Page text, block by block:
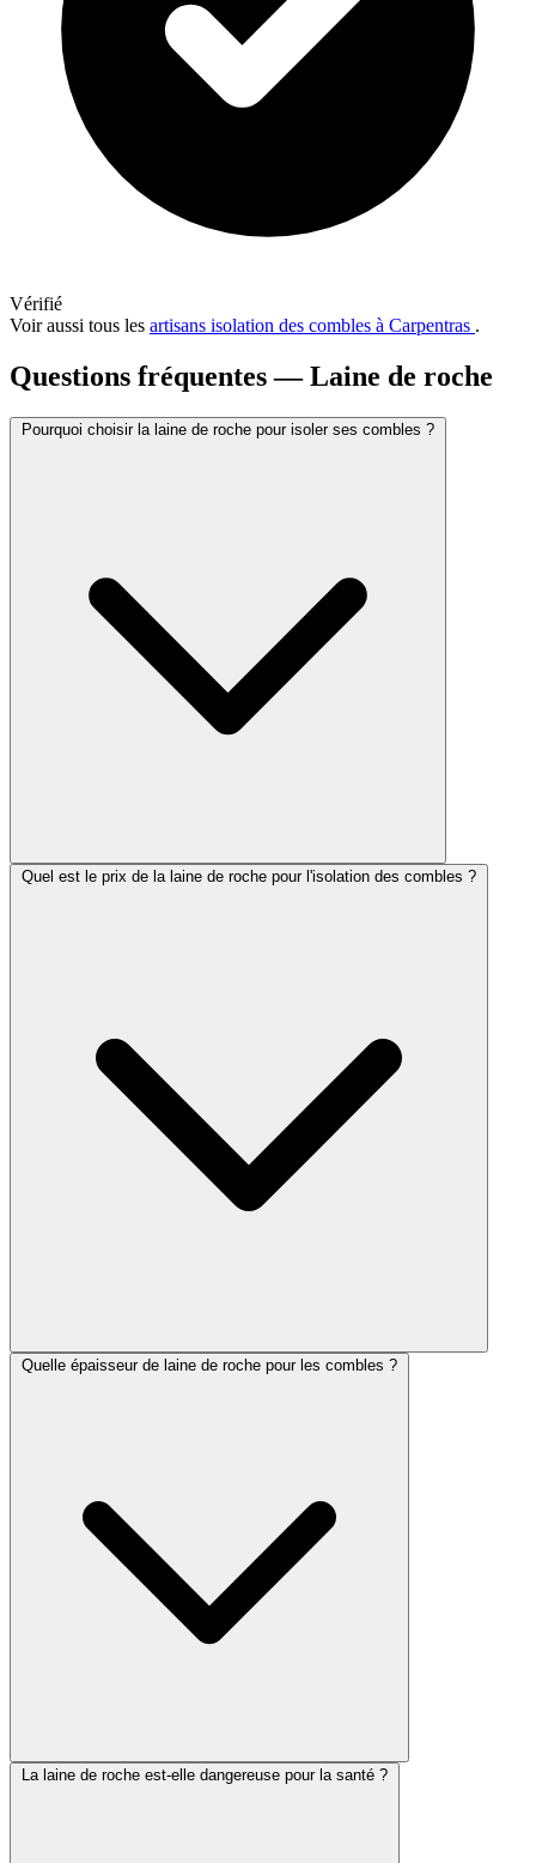
Vérifié
Voir aussi tous les artisans isolation des combles à Carpentras .
Questions fréquentes — Laine de roche
Pourquoi choisir la laine de roche pour isoler ses combles ?
Quel est le prix de la laine de roche pour l'isolation des combles ?
Quelle épaisseur de laine de roche pour les combles ?
La laine de roche est-elle dangereuse pour la santé ?